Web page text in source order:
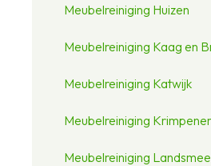
Meubelreiniging Huizen
Meubelreiniging Kaag en
Meubelreiniging Katwijk
Meubelreiniging
Meubelreiniging